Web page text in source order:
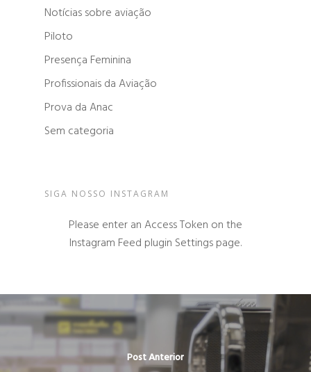
Notícias sobre aviação
Piloto
Presença Feminina
Profissionais da Aviação
Prova da Anac
Sem categoria
SIGA NOSSO INSTAGRAM
Please enter an Access Token on the
Instagram Feed plugin Settings page.
Post Anterior